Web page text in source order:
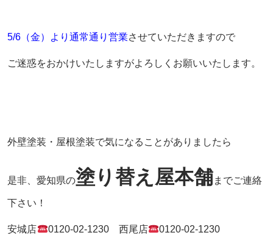
5/6（金）より通常通り営業させていただきますので
ご迷惑をおかけいたしますがよろしくお願いいたします。
外壁塗装・屋根塗装で気になることがありましたら
是非、愛知県の塗り替え屋本舗までご連絡
下さい！
安城店 0120-02-1230西尾店 0120-02-1230